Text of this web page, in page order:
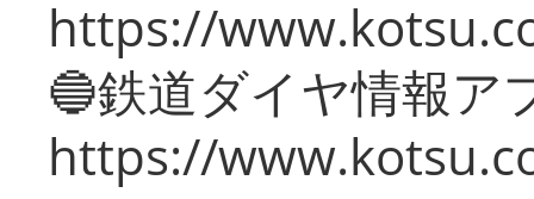
https://
🔵鉄道ダイヤ情報ア
https://